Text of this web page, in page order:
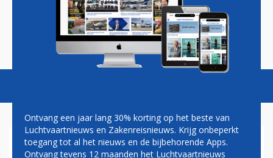
Magazine Podcasts Vacatures
VLIEGVERKEER EINDHOVEN
Ontvang een jaar lang 30% korting op het beste van
Luchtvaartnieuws en Zakenreisnieuws. Krijg onbeperkt
toegang tot al het nieuws en de bijbehorende Apps.
Ontvang tevens 12 maanden het Luchtvaartnieuws